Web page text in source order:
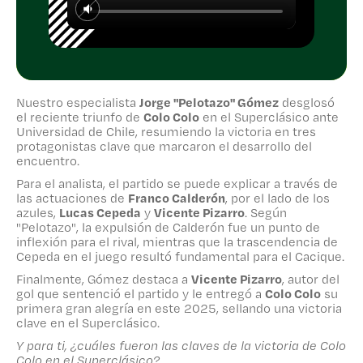
Finalmente, Gómez destaca a
Pizarro, autor del gol que sentenció el
gran alegría en este 2025, sellando una
victoria clave en el Superclásico.
Y para ti, ¿cuáles fueron las claves de la
victoria de Colo Colo en el Superclásico?
Nuestro especialista Jorge "Pelotazo" Gómez desglosó
el reciente triunfo de Colo Colo en el Superclásico ante
Universidad de Chile, resumiendo la victoria en tres
protagonistas clave que marcaron el desarrollo del
encuentro.
Para el analista, el partido se puede explicar a través de
las actuaciones de Franco Calderón, por el lado de los
azules, Lucas Cepeda yVicente Pizarro. Según
"Pelotazo", la expulsión de Calderón fue un punto de
inflexión para el rival, mientras que la trascendencia de
Cepeda en el juego resultó fundamental para el Cacique.
Finalmente, Gómez destaca a Vicente Pizarro, autor del
gol que sentenció el partido y le entregó a Colo Colo su
primera gran alegría en este 2025, sellando una victoria
clave en el Superclásico.
Y para ti, ¿cuáles fueron las claves de la victoria de Colo